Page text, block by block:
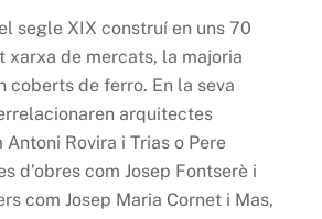
segle XIX construí en uns 70
xarxa de mercats, la majoria
coberts de ferro. En la seva
arquitectes
Rovira i Trias o Pere
d’obres com Josep Fontserè i
com Josep Maria Cornet i Mas,